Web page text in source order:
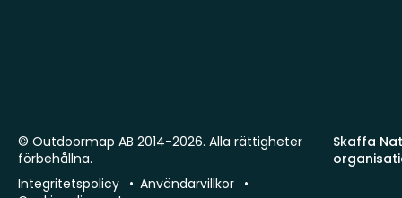
Skaffa
© Outdoormap AB 2014-2026. Alla rättigheter
förbehållna.
Integritetspolicy
Användarvillkor